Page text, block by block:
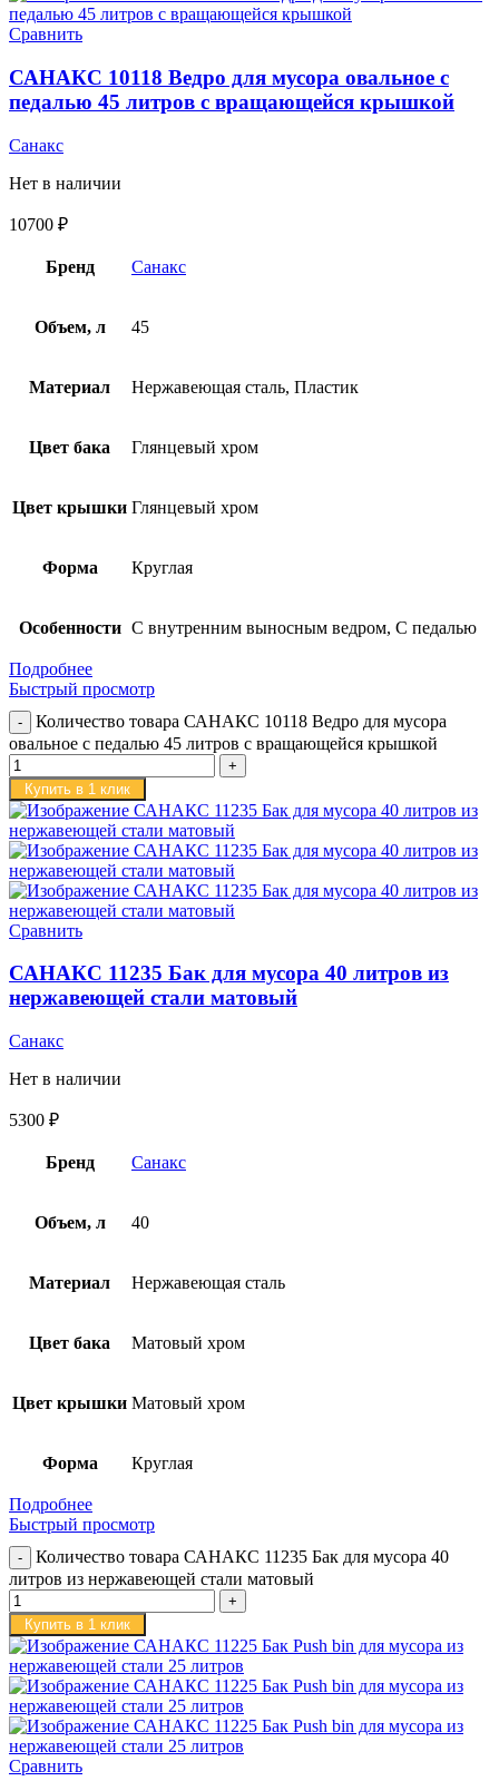
Сравнить
САНАКС 10118 Ведро для мусора овальное с
педалью 45 литров с вращающейся крышкой
Санакс
Нет в наличии
10700 ₽
Бренд Санакс
Объем, л 45
Материал Нержавеющая сталь, Пластик
Цвет бака Глянцевый хром
Цвет крышки Глянцевый хром
Форма Круглая
Особенности С внутренним выносным ведром, С педалью
Подробнее
Быстрый просмотр
Количество товара САНАКС 10118 Ведро для мусора
овальное с педалью 45 литров с вращающейся крышкой
Купить в 1 клик
Сравнить
САНАКС 11235 Бак для мусора 40 литров из
нержавеющей стали матовый
Санакс
Нет в наличии
5300 ₽
Бренд Санакс
Объем, л 40
Материал Нержавеющая сталь
Цвет бака Матовый хром
Цвет крышки Матовый хром
Форма Круглая
Подробнее
Быстрый просмотр
Количество товара САНАКС 11235 Бак для мусора 40
литров из нержавеющей стали матовый
Купить в 1 клик
Сравнить